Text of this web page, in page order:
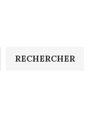
RECHERCHER